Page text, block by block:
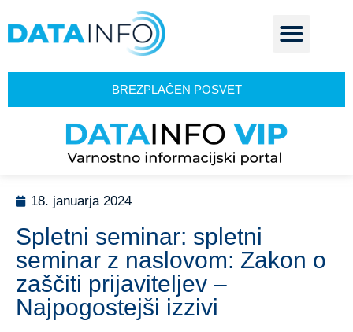
BREZPLAČEN POSVET
18. januarja 2024
Spletni seminar: spletni
seminar z naslovom: Zakon o
zaščiti prijaviteljev –
Najpogostejši izzivi